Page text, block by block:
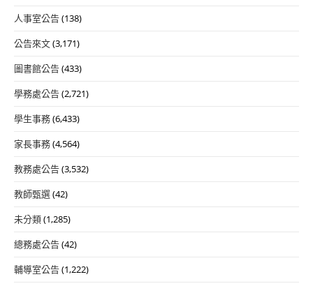
人事室公告(138)
公告來文(3,171)
圖書館公告(433)
學務處公告(2,721)
學生事務(6,433)
家長事務(4,564)
教務處公告(3,532)
教師甄選(42)
未分類(1,285)
總務處公告(42)
輔導室公告(1,222)